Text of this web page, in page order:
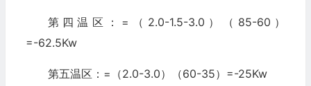
第四温区：=（2.0-1.5-3.0）（85-60）
=-62.5Kw
第五温区：=（2.0-3.0）（60-35）=-25Kw